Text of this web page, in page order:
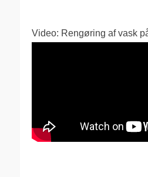
Video: Rengøring af vask